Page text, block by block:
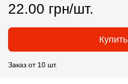
22.00 грн/шт.
Купить
Заказ от 10 шт.